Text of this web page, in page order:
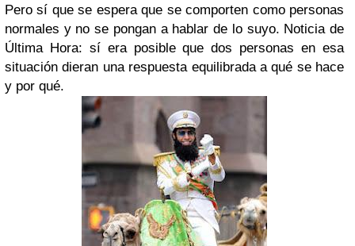
Pero sí que se espera que se comporten como personas
normales y no se pongan a hablar de lo suyo. Noticia de
Última Hora: sí era posible que dos personas en esa
situación dieran una respuesta equilibrada a qué se hace
y por qué.